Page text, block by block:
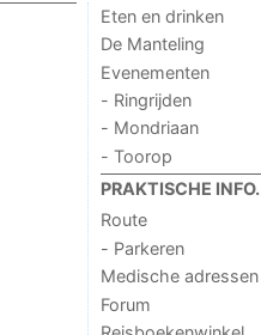
Eten en drinken
De Manteling
Evenementen
- Ringrijden
- Mondriaan
- Toorop
PRAKTISCHE INFO.
Route
- Parkeren
Medische adressen
Forum